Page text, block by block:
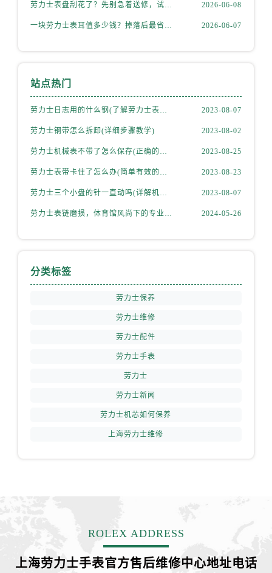
劳力士表盘刮花了？先别急着送修，试试这几种方法 2026-06-08
一块劳力士表耳值多少钱？掉落后最省钱的解决方式 2026-06-07
站点热门
劳力士日志用的什么钢(了解劳力士表款材质选择) 2023-08-07
劳力士钢带怎么拆卸(详细步骤教学) 2023-08-02
劳力士机械表不带了怎么保存(正确的方法和注意事项) 2023-08-25
劳力士表带卡住了怎么办(简单有效的解决方法) 2023-08-23
劳力士三个小盘的针一直动吗(详解机械表小盘指针运行规律) 2023-08-07
劳力士表链磨损，体育馆风尚下的专业修复之道 2024-05-26
分类标签
劳力士保养
劳力士维修
劳力士配件
劳力士手表
劳力士
劳力士新闻
劳力士机芯如何保养
上海劳力士维修
ROLEX ADDRESS
上海劳力士手表官方售后维修中心地址电话